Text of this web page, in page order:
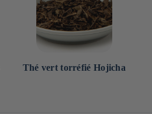
Thé vert torréfié Hojicha